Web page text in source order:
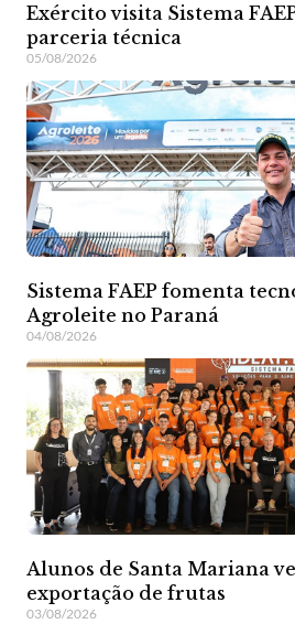
Exército visita Sistema
parceria técnica
05/08/2026
Sistema FAEP fomenta
Agroleite no Paraná
04/08/2026
Alunos de Santa Mariana
exportação de frutas
03/08/2026